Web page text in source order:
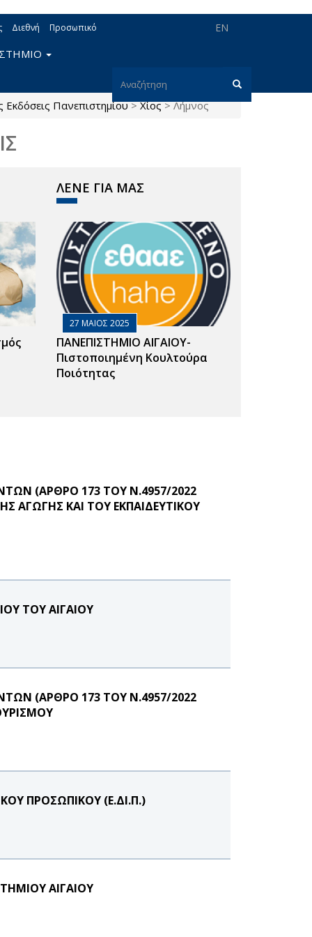
EN
Διεθνή Προσωπικό
Φόρμα
αναζήτησης
Αναζήτηση
Εκδόσεις Πανεπιστημίου > Χίος > Λήμνος
ΛΕΝΕ ΓΙΑ ΜΑΣ
27 ΜΑΙΟΣ 2025
ΠΑΝΕΠΙΣΤΗΜΙΟ ΑΙΓΑΙΟΥ-
Πιστοποιημένη Κουλτούρα
Ποιότητας
(ΑΡΘΡΟ 173 ΤΟΥ Ν.4957/2022
ΑΓΩΓΗΣ ΚΑΙ ΤΟΥ ΕΚΠΑΙΔΕΥΤΙΚΟΥ
ΤΟΥ ΑΙΓΑΙΟΥ
(ΑΡΘΡΟ 173 ΤΟΥ Ν.4957/2022
ΠΡΟΣΩΠΙΚΟΥ (Ε.ΔΙ.Π.)
ΑΙΓΑΙΟΥ